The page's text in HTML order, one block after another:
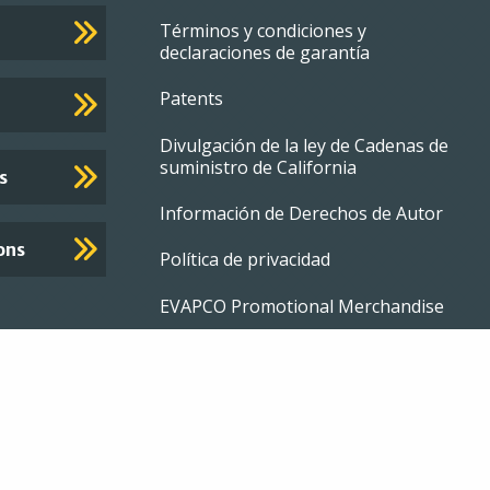
Términos y condiciones y
declaraciones de garantía
Patents
Divulgación de la ley de Cadenas de
suministro de California
Información de Derechos de Autor
Política de privacidad
EVAPCO Promotional Merchandise